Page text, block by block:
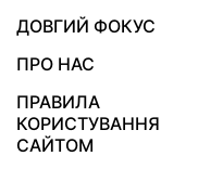
ДОВГИЙ ФОКУС
ПРО НАС
ПРАВИЛА
КОРИСТУВАННЯ
САЙТОМ